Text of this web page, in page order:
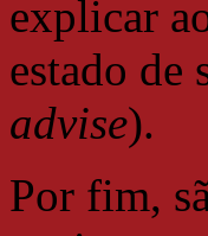
explicar
estado de
advise).
Por fim,